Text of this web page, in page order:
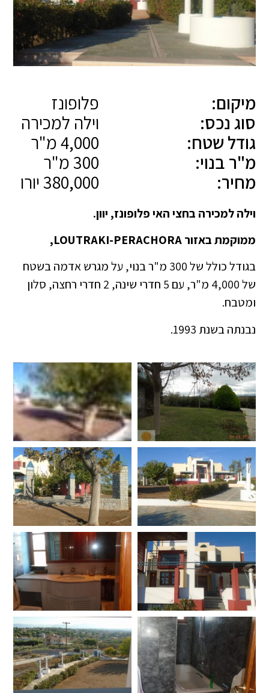
מיקום:
פלופונז
סוג נכס:
וילה למכירה
גודל שטח:
מ"ר בנוי:
מחיר:
וילה למכירה בחצי האי פלופונז, יוון.
ממוקמת באזור LOUTRAKI-PERACHORA,
בגודל כולל של 300 מ"ר בנוי, על מגרש אדמה בשטח
של 4,000 מ"ר, עם 5 חדרי שינה, 2 חדרי רחצה, סלון
ומטבח.
נבנתה בשנת 1993.